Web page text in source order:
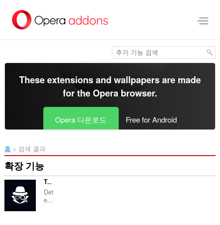
건
These extensions and wallpapers are made
for theOpera browser.
Opera 다운로드 Free for Android
홈 검색 결과
확장 기능
Toolspy Image Compressor
Det
e...